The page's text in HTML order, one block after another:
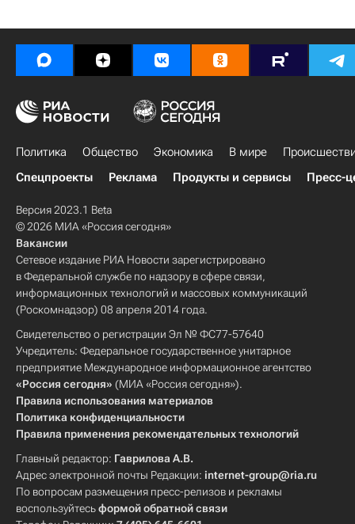
Политика Общество Экономика В мире
Спецпроекты
Реклама Продукты и сервисы Пресс-
Версия 2023.1 Beta
© 2026 МИА «Россия сегодня»
Вакансии
Сетевое издание РИА Новости зарегистрировано
в Федеральной службе по надзору в сфере связи,
информационных технологий и массовых коммуникаций
(Роскомнадзор) 08 апреля 2014 года.
Свидетельство о регистрации Эл № ФС77-57640
Учредитель: Федеральное государственное унитарное
предприятие Международное информационное агентство
«Россия сегодня» (МИА «Россия сегодня»).
Правила использования материалов
Политика конфиденциальности
Правила применения рекомендательных технологий
Главный редактор: Гаврилова А.В.
Адрес электронной почты Редакции: internet-group@ria.ru
По вопросам размещения пресс-релизов и рекламы
воспользуйтесьформой обратной связи